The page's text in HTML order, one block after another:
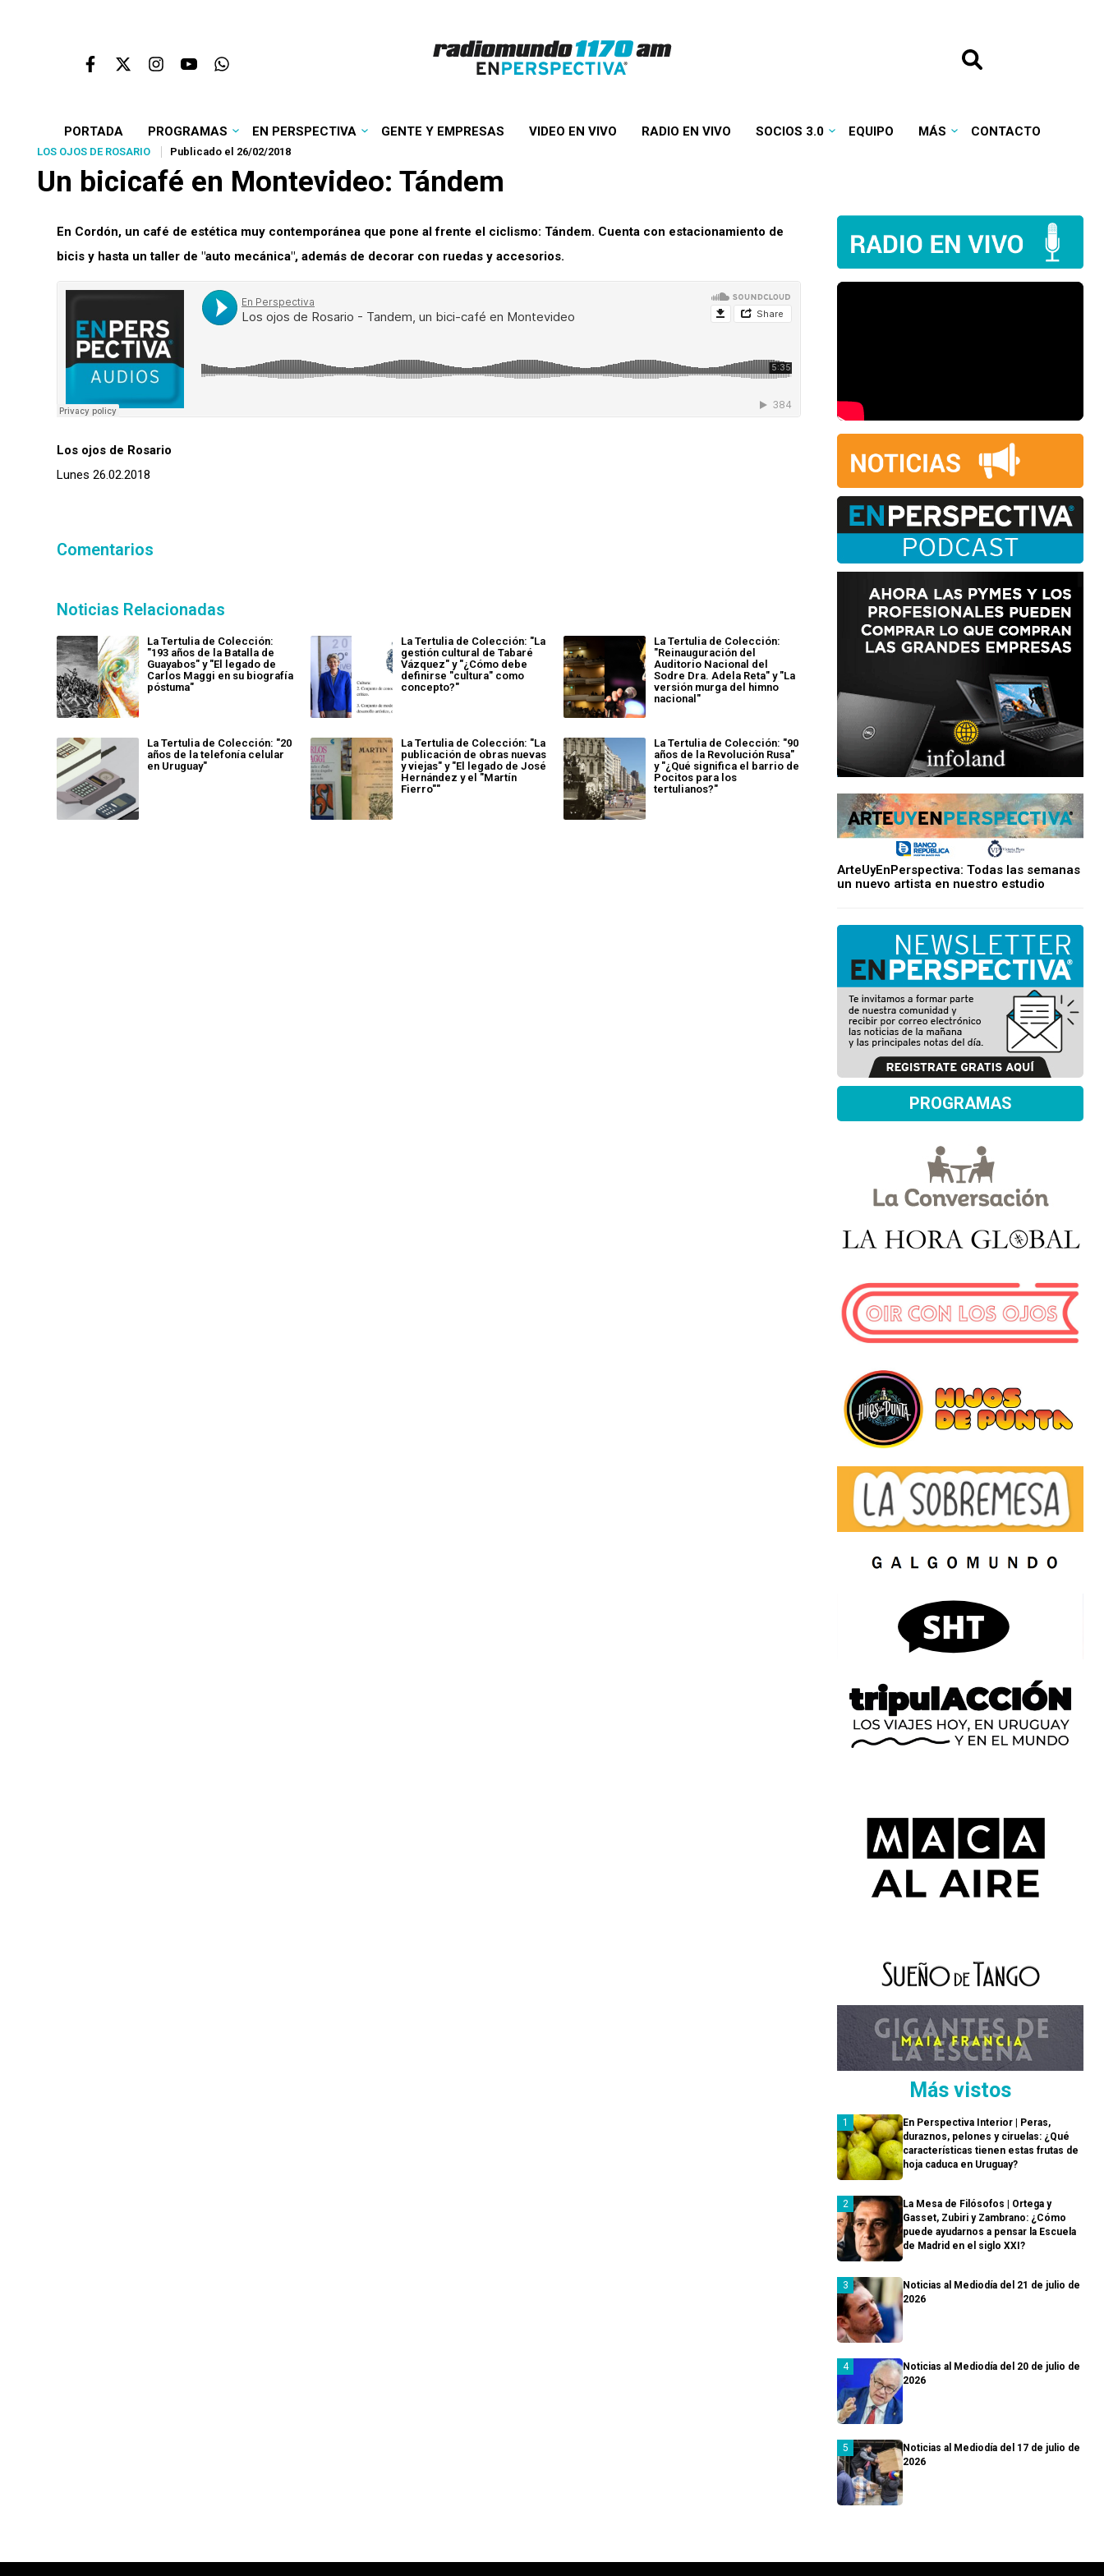
PORTADA PROGRAMAS EN PERSPECTIVA GENTE Y EMPRESAS VIDEO EN VIVO RADIO EN VIVO SOCIOS 3.0 EQUIPO MÁS CONTACTO
LOS OJOS DE ROSARIO Publicado el 26/02/2018
Un bicicafé en Montevideo: Tándem
En Cordón, un café de estética muy contemporánea que pone al frente el ciclismo: Tándem. Cuenta con estacionamiento de
bicis y hasta un taller de "auto mecánica", además de decorar con ruedas y accesorios.
Los ojos de Rosario
Lunes 26.02.2018
Comentarios
Noticias Relacionadas
La Tertulia de Colección:
"193 años de la Batalla de
Guayabos" y "El legado de
Carlos Maggi en su biografía
póstuma"
La Tertulia de Colección: "La
gestión cultural de Tabaré
Vázquez" y "¿Cómo debe
definirse "cultura" como
concepto?"
La Tertulia de Colección:
"Reinauguración del
Auditorio Nacional del
Sodre Dra. Adela Reta" y "La
versión murga del himno
nacional"
La Tertulia de Colección: "20
años de la telefonía celular
en Uruguay"
La Tertulia de Colección: "La
publicación de obras nuevas
y viejas" y "El legado de José
Hernández y el "Martín
Fierro""
La Tertulia de Colección: "90
años de la Revolución Rusa"
y "¿Qué significa el barrio de
Pocitos para los
tertulianos?"
ArteUyEnPerspectiva: Todas las semanas
un nuevo artista en nuestro estudio
PROGRAMAS
Más vistos
En Perspectiva Interior | Peras,
duraznos, pelones y ciruelas: ¿Qué
características tienen estas frutas de
hoja caduca en Uruguay?
La Mesa de Filósofos | Ortega y
Gasset, Zubiri y Zambrano: ¿Cómo
puede ayudarnos a pensar la Escuela
de Madrid en el siglo XXI?
Noticias al Mediodía del 21 de julio de
2026
Noticias al Mediodía del 20 de julio de
2026
Noticias al Mediodía del 17 de julio de
2026